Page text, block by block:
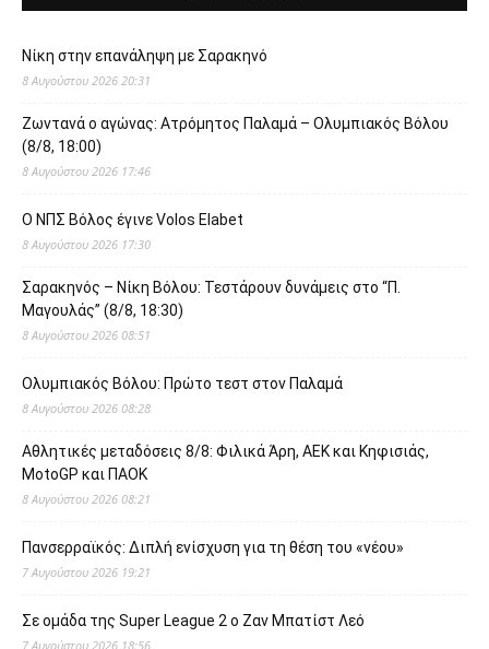
Νίκη στην επανάληψη με Σαρακηνό
8 Αυγούστου 2026 20:31
Ζωντανά ο αγώνας: Ατρόμητος Παλαμά – Ολυμπιακός Βόλου
(8/8, 18:00)
8 Αυγούστου 2026 17:46
O ΝΠΣ Βόλος έγινε Volos Elabet
8 Αυγούστου 2026 17:30
Σαρακηνός – Νίκη Βόλου: Τεστάρουν δυνάμεις στο “Π.
Μαγουλάς” (8/8, 18:30)
8 Αυγούστου 2026 08:51
Ολυμπιακός Βόλου: Πρώτο τεστ στον Παλαμά
8 Αυγούστου 2026 08:28
Αθλητικές μεταδόσεις 8/8: Φιλικά Άρη, ΑΕΚ και Κηφισιάς,
MotoGP και ΠΑΟΚ
8 Αυγούστου 2026 08:21
Πανσερραϊκός: Διπλή ενίσχυση για τη θέση του «νέου»
7 Αυγούστου 2026 19:21
Σε ομάδα της Super League 2 o Ζαν Μπατίστ Λεό
7 Αυγούστου 2026 18:56